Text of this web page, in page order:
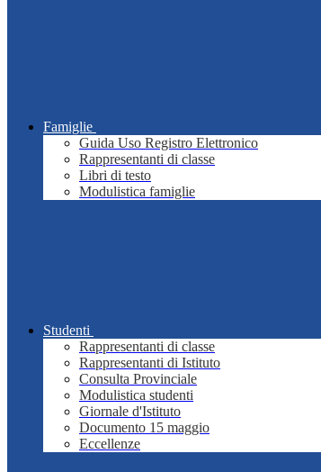
Famiglie
Guida Uso Registro Elettronico
Rappresentanti di classe
Libri di testo
Modulistica famiglie
Studenti
Rappresentanti di classe
Rappresentanti di Istituto
Consulta Provinciale
Modulistica studenti
Giornale d'Istituto
Documento 15 maggio
Eccellenze